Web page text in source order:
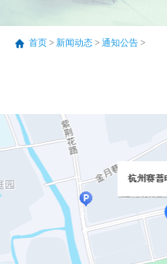
首页> 新闻动态> 通知公告>